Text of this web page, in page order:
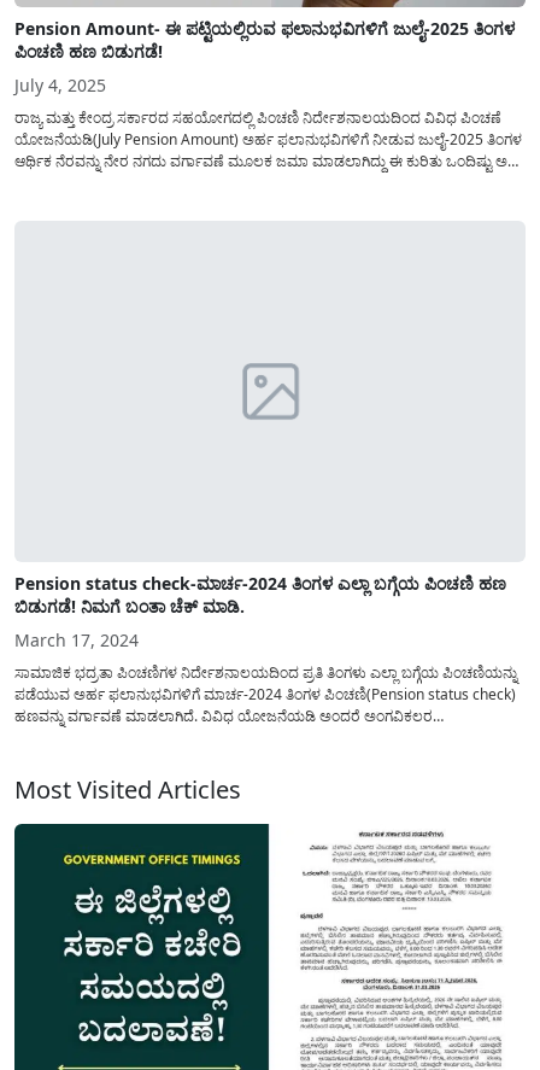
Pension Amount- ಈ ಪಟ್ಟಿಯಲ್ಲಿರುವ ಫಲಾನುಭವಿಗಳಿಗೆ ಜುಲೈ-2025 ತಿಂಗಳ
ಪಿಂಚಣಿ ಹಣ ಬಿಡುಗಡೆ!
July 4, 2025
ರಾಜ್ಯ ಮತ್ತು ಕೇಂದ್ರ ಸರ್ಕಾರದ ಸಹಯೋಗದಲ್ಲಿ ಪಿಂಚಣಿ ನಿರ್ದೇಶನಾಲಯದಿಂದ ವಿವಿಧ ಪಿಂಚಣೆ
ಯೋಜನೆಯಡಿ(July Pension Amount) ಅರ್ಹ ಫಲಾನುಭವಿಗಳಿಗೆ ನೀಡುವ ಜುಲೈ-2025 ತಿಂಗಳ
ಆರ್ಥಿಕ ನೆರವನ್ನು ನೇರ ನಗದು ವರ್ಗಾವಣೆ ಮೂಲಕ ಜಮಾ ಮಾಡಲಾಗಿದ್ದು ಈ ಕುರಿತು ಒಂದಿಷ್ಟು ಅಗತ್ಯ
Pension status check-ಮಾರ್ಚ-2024 ತಿಂಗಳ ಎಲ್ಲಾ ಬಗ್ಗೆಯ ಪಿಂಚಣಿ ಹಣ
ಬಿಡುಗಡೆ! ನಿಮಗೆ ಬಂತಾ ಚೆಕ್ ಮಾಡಿ.
March 17, 2024
ಸಾಮಾಜಿಕ ಭದ್ರತಾ ಪಿಂಚಣಿಗಳ ನಿರ್ದೇಶನಾಲಯದಿಂದ ಪ್ರತಿ ತಿಂಗಳು ಎಲ್ಲಾ ಬಗ್ಗೆಯ ಪಿಂಚಣಿಯನ್ನು
ಪಡೆಯುವ ಅರ್ಹ ಫಲಾನುಭವಿಗಳಿಗೆ ಮಾರ್ಚ-2024 ತಿಂಗಳ ಪಿಂಚಣಿ(Pension status check)
ಹಣವನ್ನು ವರ್ಗಾವಣೆ ಮಾಡಲಾಗಿದೆ. ವಿವಿಧ ಯೋಜನೆಯಡಿ ಅಂದರೆ ಅಂಗವಿಕಲರ
Most Visited Articles